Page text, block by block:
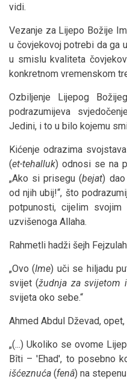
vidi.
Vezanje za Lijepo Božije
u čovjekovoj potrebi da ga
u smislu kvaliteta
konkretnom vremenskom
Ozbiljenje Lijepog
podrazumijeva
Jedini, i to u bilo kojemu
Kićenje odrazima
(et-tehalluk) odnosi se na
„Ako si prisegu (bejat)
od njih ubij!“, što
potpunosti, cijelim svojim
uzvišenoga Allaha.
Rahmetli hadži šejh
„Ovo (Ime) uči se hiljadu
svijet (žudnja za svijetom
svijeta oko sebe.“
Ahmed Abdul Dževad, opet,
„(...) Ukoliko se ovome
Bîti – 'Ehad', to posebno
išćeznuća (fenâ) na stepenu